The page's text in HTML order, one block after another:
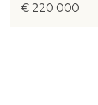
€ 220 000